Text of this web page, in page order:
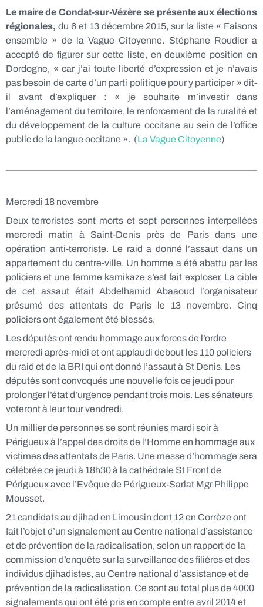
Le maire de Condat-sur-Vézère se présente aux élections
régionales, du 6 et 13 décembre 2015, sur la liste « Faisons
ensemble » de la Vague Citoyenne. Stéphane Roudier a
accepté de figurer sur cette liste, en deuxième position en
Dordogne, « car j’ai toute liberté d’expression et je n’avais
pas besoin de carte d’un parti politique pour y participer » dit-
il avant d’expliquer : « je souhaite m’investir dans
l’aménagement du territoire, le renforcement de la ruralité et
du développement de la culture occitane au sein de l’office
public de la langue occitane ». (La Vague Citoyenne)
Mercredi 18 novembre
Deux terroristes sont morts et sept personnes interpellées
mercredi matin à Saint-Denis près de Paris dans une
opération anti-terroriste. Le raid a donné l’assaut dans un
appartement du centre-ville. Un homme a été abattu par les
policiers et une femme kamikaze s’est fait exploser. La cible
de cet assaut était Abdelhamid Abaaoud l’organisateur
présumé des attentats de Paris le 13 novembre. Cinq
policiers ont également été blessés.
Les députés ont rendu hommage aux forces de l’ordre
mercredi après-midi et ont applaudi debout les 110 policiers
du raid et de la BRI qui ont donné l’assaut à St Denis. Les
députés sont convoqués une nouvelle fois ce jeudi pour
prolonger l’état d’urgence pendant trois mois. Les sénateurs
voteront à leur tour vendredi.
Un millier de personnes se sont réunies mardi soir à
Périgueux à l’appel des droits de l’Homme en hommage aux
victimes des attentats de Paris. Une messe d’hommage sera
célébrée ce jeudi à 18h30 à la cathédrale St Front de
Périgueux avec l’Evêque de Périgueux-Sarlat Mgr Philippe
Mousset.
21 candidats au djihad en Limousin dont 12 en Corrèze ont
fait l’objet d’un signalement au Centre national d’assistance
et de prévention de la radicalisation, selon un rapport de la
commission d’enquête sur la surveillance des filières et des
individus djihadistes, au Centre national d’assistance et de
prévention de la radicalisation. Ce sont au total plus de 4000
signalements qui ont été pris en compte entre avril 2014 et